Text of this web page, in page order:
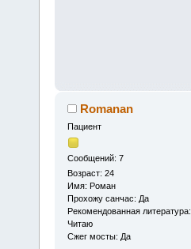
Romanan
Пациент
Сообщений: 7
Возраст: 24
Имя: Роман
Прохожу санчас: Да
Рекомендованная литература:
Читаю
Сжег мосты: Да